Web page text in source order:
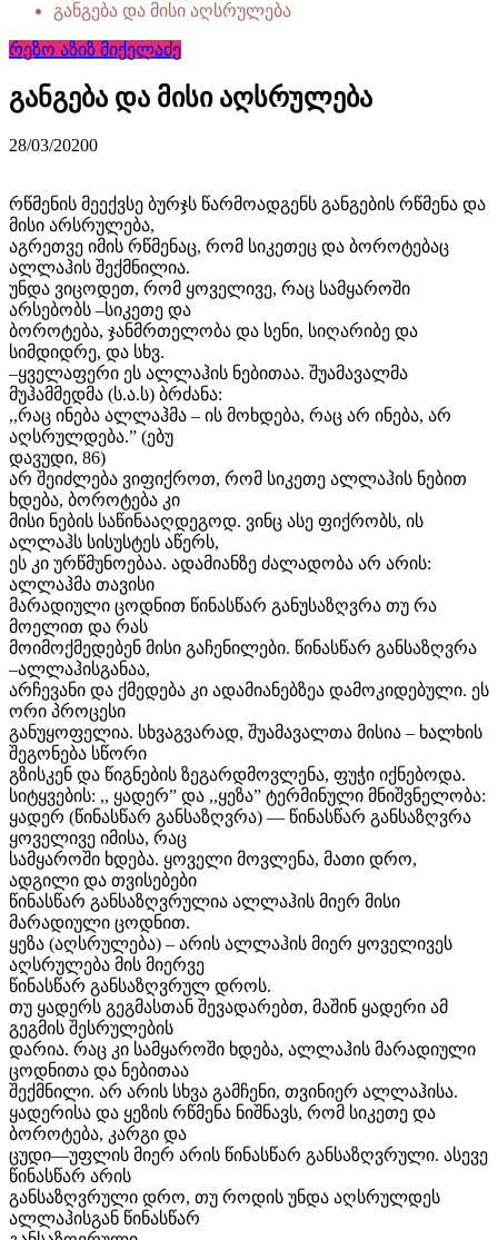
განგება და მისი აღსრულება
რეზო აზიზ მიქელაძე
განგება და მისი აღსრულება
28/03/20200
რწმენის მეექვსე ბურჯს წარმოადგენს განგების რწმენა და
მისი არსრულება,
აგრეთვე იმის რწმენაც, რომ სიკეთეც და ბოროტებაც
ალლაჰის შექმნილია.
უნდა ვიცოდეთ, რომ ყოველივე, რაც სამყაროში
არსებობს –სიკეთე და
ბოროტება, ჯანმრთელობა და სენი, სიღარიბე და
სიმდიდრე, და სხვ.
–ყველაფერი ეს ალლაჰის ნებითაა. შუამავალმა
მუჰამმედმა (ს.ა.ს) ბრძანა:
,,რაც ინება ალლაჰმა – ის მოხდება, რაც არ ინება, არ
აღსრულდება.” (ებუ
დავუდი, 86)
არ შეიძლება ვიფიქროთ, რომ სიკეთე ალლაჰის ნებით
ხდება, ბოროტება კი
მისი ნების საწინააღდეგოდ. ვინც ასე ფიქრობს, ის
ალლაჰს სისუსტეს აწერს,
ეს კი ურწმუნოებაა. ადამიანზე ძალადობა არ არის:
ალლაჰმა თავისი
მარადიული ცოდნით წინასწარ განუსაზღვრა თუ რა
მოელით და რას
მოიმოქმედებენ მისი გაჩენილები. წინასწარ განსაზღვრა
–ალლაჰისგანაა,
არჩევანი და ქმედება კი ადამიანებზეა დამოკიდებული. ეს
ორი პროცესი
განუყოფელია. სხვაგვარად, შუამავალთა მისია – ხალხის
შეგონება სწორი
გზისკენ და წიგნების ზეგარდმოვლენა, ფუჭი იქნებოდა.
სიტყვების: ,, ყადერ” და ,,ყეზა” ტერმინული მნიშვნელობა:
ყადერ (წინასწარ განსაზღვრა) — წინასწარ განსაზღვრა
ყოველივე იმისა, რაც
სამყაროში ხდება. ყოველი მოვლენა, მათი დრო,
ადგილი და თვისებები
წინასწარ განსაზღვრულია ალლაჰის მიერ მისი
მარადიული ცოდნით.
ყეზა (აღსრულება) – არის ალლაჰის მიერ ყოველივეს
აღსრულება მის მიერვე
წინასწარ განსაზღვრულ დროს.
თუ ყადერს გეგმასთან შევადარებთ, მაშინ ყადერი ამ
გეგმის შესრულების
დარია. რაც კი სამყაროში ხდება, ალლაჰის მარადიული
ცოდნითა და ნებითაა
შექმნილი. არ არის სხვა გამჩენი, თვინიერ ალლაჰისა.
ყადერისა და ყეზის რწმენა ნიშნავს, რომ სიკეთე და
ბოროტება, კარგი და
ცუდი—უფლის მიერ არის წინასწარ განსაზღვრული. ასევე
წინასწარ არის
განსაზღვრული დრო, თუ როდის უნდა აღსრულდეს
ალლაჰისგან წინასწარ